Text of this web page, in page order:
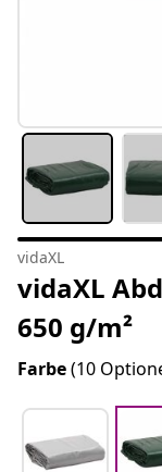
vidaXL
vidaXL
650 g/m²
Farbe(10